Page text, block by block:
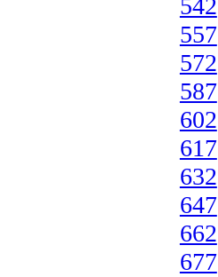
542
557
572
587
602
617
632
647
662
677